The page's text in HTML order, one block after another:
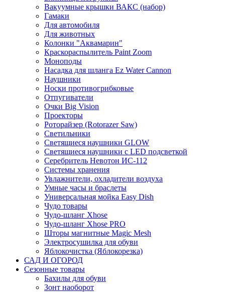
Вакуумные крышки ВАКС (набор)
Гамаки
Для автомобиля
Для животных
Колонки "Аквамарин"
Краскораспылитель Paint Zoom
Моноподы
Насадка для шланга Ez Water Cannon
Наушники
Носки противогрибковые
Отпугиватели
Очки Big Vision
Проекторы
Роторайзер (Rotorazer Saw)
Светильники
Светящиеся наушники GLOW
Светящиеся наушники с LED подсветкой
Серебритель Невотон ИС-112
Системы хранения
Увлажнители, охладители воздуха
Умные часы и браслеты
Универсальная мойка Easy Dish
Чудо товары
Чудо-шланг Xhose
Чудо-шланг Xhose PRO
Шторы магнитные Magic Mesh
Электросушилка для обуви
Яблокочистка (Яблокорезка)
САД И ОГОРОД
Сезонные товары
Бахилы для обуви
Зонт наоборот